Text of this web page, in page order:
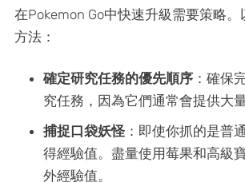
在Pokemon Go中快速升級需要策略
方法：
確定研究任務的優先順序：確保
究任務，因為它們通常會提供大量
捕捉口袋妖怪：即使你抓的是普
得經驗值。盡量使用莓果和高級
外經驗值。